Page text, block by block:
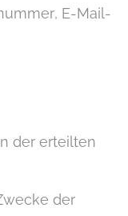
E-Mail-
der erteilten
der